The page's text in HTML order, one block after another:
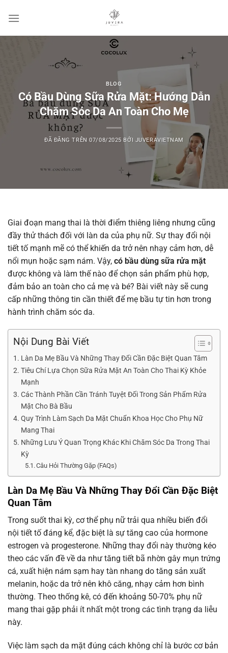
đến
BLOG
Có Bầu Dùng Sữa Rửa Mặt: Hướng Dẫn
Chăm Sóc Da An Toàn Cho Mẹ
ĐÃ ĐĂNG TRÊN07/08/2025 BỞI JUVERAVIETNAM
Giai đoạn mang thai là thời điểm thiêng liêng nhưng cũng
đầy thử thách đối với làn da của phụ nữ. Sự thay đổi nội
tiết tố mạnh mẽ có thể khiến da trở nên nhạy cảm hơn, dễ
nổi mụn hoặc sạm nám. Vậy, có bầu dùng sữa rửa mặt
được không và làm thế nào để chọn sản phẩm phù hợp,
đảm bảo an toàn cho cả mẹ và bé? Bài viết này sẽ cung
cấp những thông tin cần thiết để mẹ bầu tự tin hơn trong
hành trình chăm sóc da.
Nội Dung Bài Viết
Làn Da Mẹ Bầu Và Những Thay Đổi Cần Đặc Biệt Quan Tâm
Tiêu Chí Lựa Chọn Sữa Rửa Mặt An Toàn Cho Thai Kỳ Khỏe
Mạnh
Các Thành Phần Cần Tránh Tuyệt Đối Trong Sản Phẩm Rửa
Mặt Cho Bà Bầu
Quy Trình Làm Sạch Da Mặt Chuẩn Khoa Học Cho Phụ Nữ
Mang Thai
Những Lưu Ý Quan Trọng Khác Khi Chăm Sóc Da Trong Thai
Kỳ
Câu Hỏi Thường Gặp (FAQs)
Làn Da Mẹ Bầu Và Những Thay Đổi Cần Đặc Biệt
Quan Tâm
Trong suốt thai kỳ, cơ thể phụ nữ trải qua nhiều biến đổi
nội tiết tố đáng kể, đặc biệt là sự tăng cao của hormone
estrogen và progesterone. Những thay đổi này thường kéo
theo các vấn đề về da như tăng tiết bã nhờn gây mụn trứng
cá, xuất hiện nám sạm hay tàn nhang do tăng sản xuất
melanin, hoặc da trở nên khô căng, nhạy cảm hơn bình
thường. Theo thống kê, có đến khoảng 50-70% phụ nữ
mang thai gặp phải ít nhất một trong các tình trạng da liễu
này.
Việc làm sạch da mặt đúng cách không chỉ là bước cơ bản